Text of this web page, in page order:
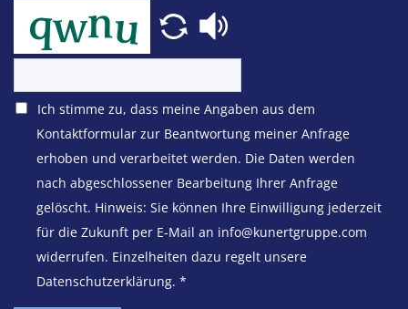
Ich stimme zu, dass meine Angaben aus dem
Kontaktformular zur Beantwortung meiner Anfrage
erhoben und verarbeitet werden. Die Daten werden
nach abgeschlossener Bearbeitung Ihrer Anfrage
gelöscht. Hinweis: Sie können Ihre Einwilligung jederzeit
für die Zukunft per E-Mail an info@kunertgruppe.com
widerrufen. Einzelheiten dazu regelt unsere
Datenschutzerklärung. *